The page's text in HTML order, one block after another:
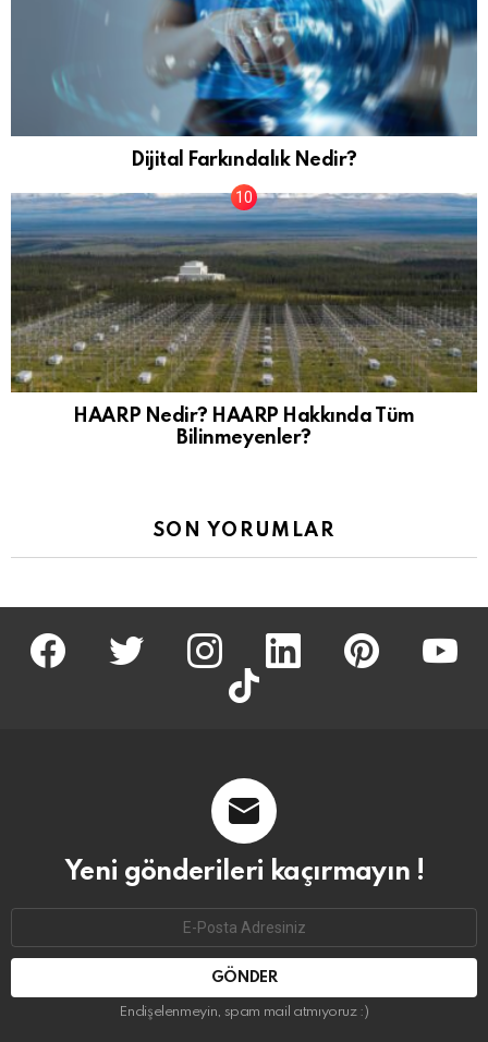
Dijital Farkındalık Nedir?
HAARP Nedir? HAARP Hakkında Tüm
Bilinmeyenler?
SON YORUMLAR
facebook twitter İnstagram linkedin pinterest
tiktok
Yeni gönderileri kaçırmayın !
Endişelenmeyin, spam mail atmıyoruz :)